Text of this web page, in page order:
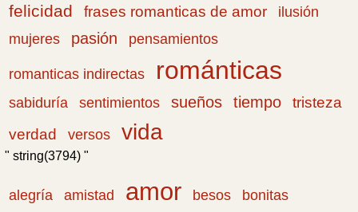
felicidad frases romanticas de amor
ilusión
mujeres
pasión pensamientos
romanticas indirectas románticas
sabiduría sentimientos sueños tiempo
tristeza
verdad
versos vida
" string(3794) "
alegría amistad amor besos
bonitas